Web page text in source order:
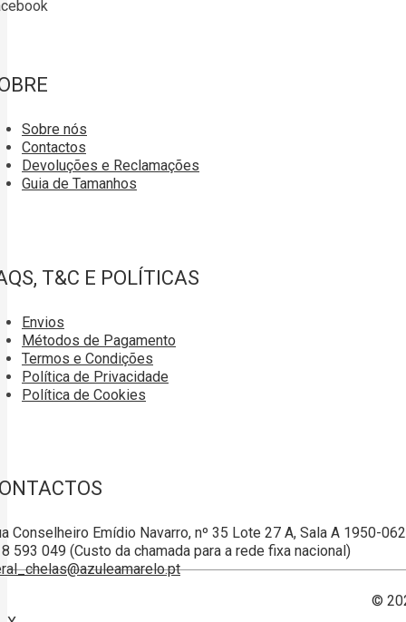
Sobre nós
Contactos
Devoluções e Reclamações
Guia de Tamanhos
T&C E POLÍTICAS
Envios
Métodos de Pagamento
Termos e Condições
Política de Privacidade
Política de Cookies
Conselheiro Emídio Navarro, nº 35 Lote 27 A, Sala A 1950-
593 049 (Custo da chamada para a rede fixa nacional)
©